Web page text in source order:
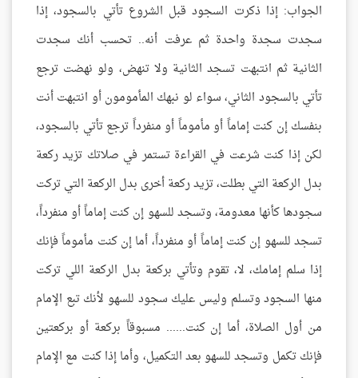
الجواب: إذا ذكرت السجود قبل الشروع تأتي بالسجود، إذا
سجدت سجدة واحدة ثم عرفت أنه.. تحسب أنك سجدت
الثانية ثم انتبهت تسجد الثانية ولا تنهض، ولو نهضت ترجع
تأتي بالسجود الثاني، سواء لو نبهك المأمومون أو انتبهت أنت
بنفسك إن كنت إماماً أو مأموماً أو منفرداً ترجع تأتي بالسجود،
لكن إذا كنت شرعت في القراءة تستمر في صلاتك تزيد ركعة
بدل الركعة التي بطلت، تزيد ركعة أخرى بدل الركعة التي تركت
سجودها كأنها معدومة، وتسجد للسهو إن كنت إماماً أو منفرداً،
تسجد للسهو إن كنت إماماً أو منفرداً، أما إن كنت مأموماً فإنك
إذا سلم إمامك، لا، تقوم وتأتي بركعة بدل الركعة اللي تركت
منها السجود وتسلم وليس عليك سجود للسهو لأنك تبع الإمام
من أول الصلاة، أما إن كنت...... مسبوقاً بركعة أو بركعتين
فإنك تكمل وتسجد للسهو بعد التكميل، وأما إذا كنت مع الإمام